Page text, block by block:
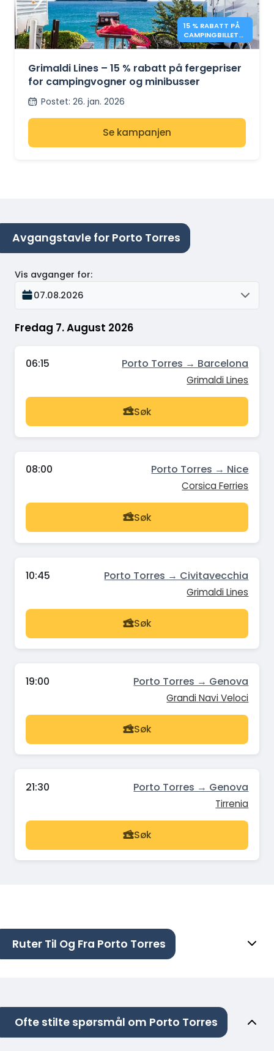
15 % RABATT PÅ
CAMPINGBILLETT
– GRIMALDI LINES
Grimaldi Lines – 15 % rabatt på fergepriser
for campingvogner og minibusser
Postet: 26. jan. 2026
Se kampanjen
Avgangstavle for Porto Torres
Fredag 7. August 2026
Vis avganger for:
07.08.2026
06:15 Porto Torres → Barcelona
Grimaldi Lines
Søk
08:00 Porto Torres → Nice
Corsica Ferries
Søk
10:45 Porto Torres → Civitavecchia
Grimaldi Lines
Søk
19:00 Porto Torres → Genova
Grandi Navi Veloci
Søk
21:30 Porto Torres → Genova
Tirrenia
Søk
Ruter Til Og Fra Porto Torres
Ofte stilte spørsmål om Porto Torres